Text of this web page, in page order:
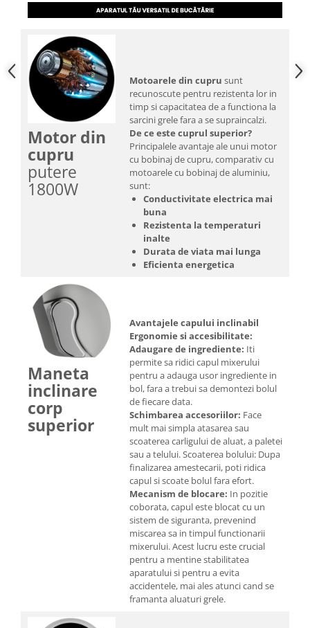
Motor din
cupru
putere
1800W
Motoarele din cupru sunt
recunoscute pentru rezistenta lor in
timp si capacitatea de a functiona la
sarcini grele fara a se supraincalzi.
De ce este cuprul superior?
Principalele avantaje ale unui motor
cu bobinaj de cupru, comparativ cu
motoarele cu bobinaj de aluminiu,
sunt:
Conductivitate electrica mai
buna
Rezistenta la temperaturi
inalte
Durata de viata mai lunga
Eficienta energetica
Maneta
inclinare
corp
superior
Avantajele capului inclinabil
Ergonomie si accesibilitate:
Adaugare de ingrediente: Iti
permite sa ridici capul mixerului
pentru a adauga usor ingrediente in
bol, fara a trebui sa demontezi bolul
de fiecare data.
Schimbarea accesoriilor: Face
mult mai simpla atasarea sau
scoaterea carligului de aluat, a paletei
sau a telului. Scoaterea bolului: Dupa
finalizarea amestecarii, poti ridica
capul si scoate bolul fara efort.
Mecanism de blocare: In pozitie
coborata, capul este blocat cu un
sistem de siguranta, prevenind
miscarea sa in timpul functionarii
mixerului. Acest lucru este crucial
pentru a mentine stabilitatea
aparatului si pentru a evita
accidentele, mai ales atunci cand se
framanta aluaturi grele.